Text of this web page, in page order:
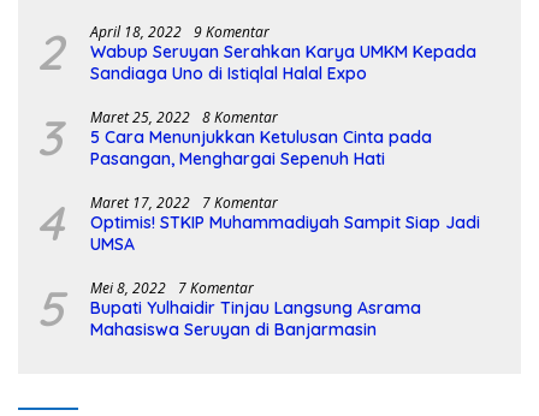
2 April 18, 2022 9 Komentar
Wabup Seruyan Serahkan Karya UMKM Kepada
Sandiaga Uno di Istiqlal Halal Expo
3 Maret 25, 2022 8 Komentar
5 Cara Menunjukkan Ketulusan Cinta pada
Pasangan, Menghargai Sepenuh Hati
4 Maret 17, 2022 7 Komentar
Optimis! STKIP Muhammadiyah Sampit Siap Jadi
UMSA
5 Mei 8, 2022 7 Komentar
Bupati Yulhaidir Tinjau Langsung Asrama
Mahasiswa Seruyan di Banjarmasin